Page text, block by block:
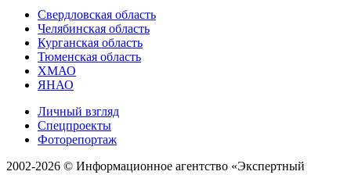
Свердловская область
Челябинская область
Курганская область
Тюменская область
ХМАО
ЯНАО
Личный взгляд
Спецпроекты
Фоторепортаж
2002-2026 © Информационное агентство «Экспертный